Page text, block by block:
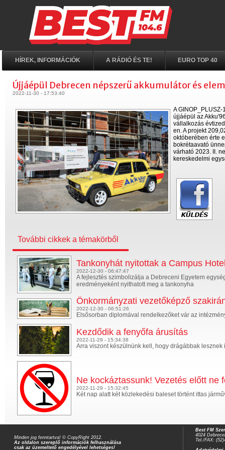
HÍREK, INFORMÁCIÓK A RÁDIÓ ÉS TE! EURO TOP 40
Újjáépül Debrecen népszerű akkumulátor és
2022-11-30 - 17:53:40
A
újjáépül az
vállalkozás
en. A projekt
októberében érte
bokrétaavató
várható 2023. II.
kereskedelmi
További cikkek a témakörből
Tankonyhát nyitottak a Campus
2022-12-30 - 06:47:47
A fejlesztés szimbolizálja a Debreceni Egyetem
eredményeként nyithatott meg a tankonyha
Önkormányzati vezetőképző
2022-12-30 - 06:51:26
Elsősorban diplomával rendelkezőket vár az
Kezdődik a fenyőfa árusítás
2022-11-29 - 15:34:38
Arra viszont készülnünk kell, hogy drágábbak lesznek
Ne kockáztassunk! Vezetés előtt ne
2022-11-29 - 15:32:45
Két nap alatt két közlekedési baleset történt ittas
Minden jog fenntartva! © CopyRight 2012.
Az oldalon szereplő információk felhasználása
csak az üzemeltető engedélyével lehetséges!
Best FM
4024
Tel./FAX: